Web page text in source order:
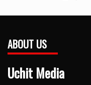
ABOUT US
Uchit Media